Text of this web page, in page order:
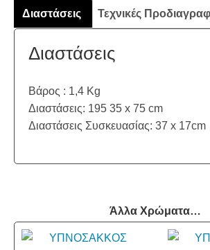
Διαστάσεις Τεχνικές
Διαστάσεις
Βάρος : 1,4 Kg
Διαστάσεις: 195 35 x 75 cm
Διαστάσεις Συσκευασίας: 37 x 17cm
Άλλα Χρώματα…